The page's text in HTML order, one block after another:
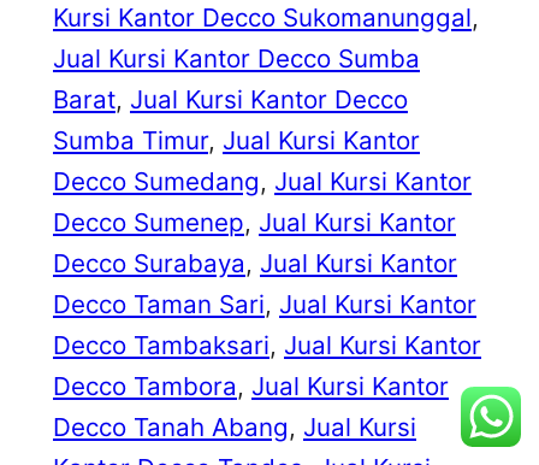
Kursi Kantor Decco Sukomanunggal
Jual Kursi Kantor Decco Sumba
Barat, Jual Kursi Kantor Decco
Sumba Timur, Jual Kursi Kantor
Decco Sumedang, Jual Kursi Kantor
Decco Sumenep, Jual Kursi Kantor
Decco Surabaya, Jual Kursi Kantor
Decco Taman Sari, Jual Kursi Kantor
Decco Tambaksari, Jual Kursi Kantor
Decco Tambora, Jual Kursi Kantor
Decco Tanah Abang, Jual Kursi